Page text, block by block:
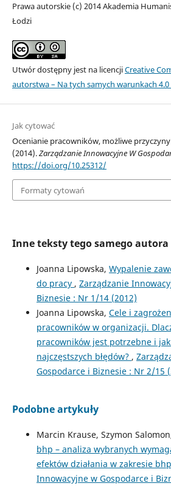
Prawa autorskie (c) 2014 Akademia
Łodzi
Utwór dostępny jest na licencjiCreative
autorstwa – Na tych samych warunkach
Jak cytować
Ocenianie pracowników, możliwe
(2014).Zarządzanie Innowacyjne W
https://doi.org/10.25312/
Formaty cytowań
Inne teksty tego samego autora
Joanna Lipowska, Wypalenie
do pracy , Zarządzanie
Biznesie : Nr 1/14 (2012)
Joanna Lipowska, Cele i
pracowników w organizacji.
pracowników jest potrzebne i
najczęstszych błędów? ,
Gospodarce i Biznesie : Nr 2/15
Podobne artykuły
Marcin Krause, Szymon
bhp – analiza wybranych
efektów działania w zakresie bhp
Innowacyjne w Gospodarce i